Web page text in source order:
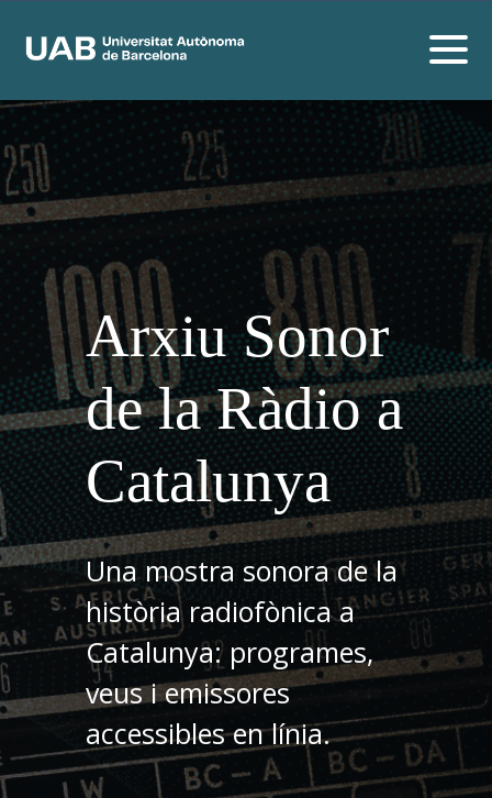
Arxiu Sonor
de la Ràdio a
Catalunya
Una mostra sonora de la
història radiofònica a
Catalunya: programes,
veus i emissores
accessibles en línia.